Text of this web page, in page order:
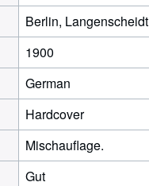
Berlin,
1900
German
Hardcover
Mischauflage.
Gut